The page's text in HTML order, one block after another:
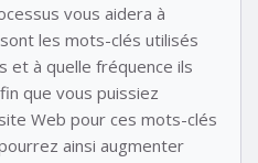
vous aidera à
les mots-clés utilisés
et à quelle fréquence ils
que vous puissiez
Web pour ces mots-clés
ainsi augmenter